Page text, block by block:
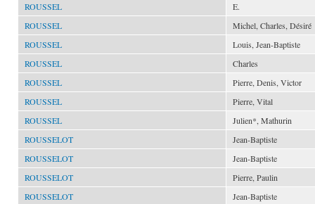
ROUSSEL
E.
ROUSSEL
Michel, Charles, Désiré
ROUSSEL
Louis, Jean-Baptiste
ROUSSEL
Charles
ROUSSEL
Pierre, Denis, Victor
ROUSSEL
Pierre, Vital
ROUSSEL
Julien*, Mathurin
ROUSSELOT
Jean-Baptiste
ROUSSELOT
Jean-Baptiste
ROUSSELOT
Pierre, Paulin
ROUSSELOT
Jean-Baptiste